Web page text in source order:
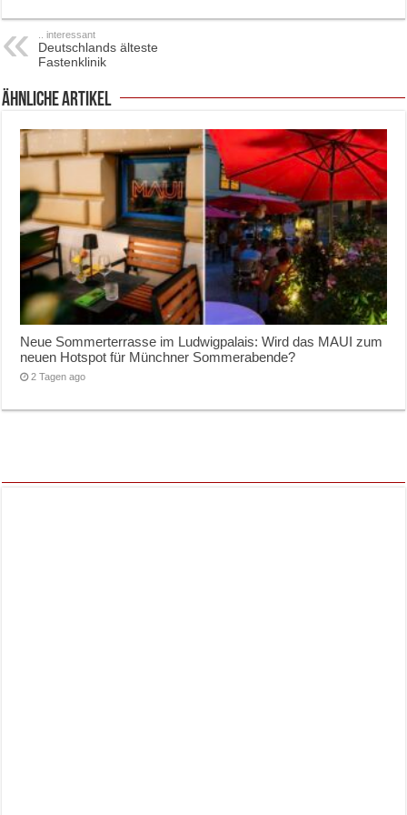
.. interessant
Deutschlands älteste
Fastenklinik
ähnliche Artikel
Neue Sommerterrasse im Ludwigpalais: Wird das MAUI zum
neuen Hotspot für Münchner Sommerabende?
2 Tagen ago